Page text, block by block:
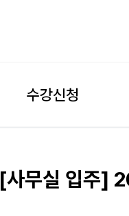
수강신청
[사무실 입주]